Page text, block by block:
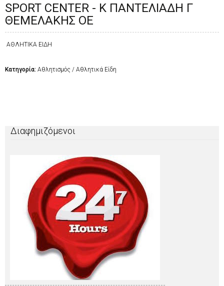
SPORT CENTER - Κ ΠΑΝΤΕΛΙΑΔΗ Γ
ΘΕΜΕΛΑΚΗΣ ΟΕ
ΑΘΛΗΤΙΚΑ ΕΙΔΗ
Κατηγορία: Αθλητισμός / Αθλητικά Είδη
Διαφημιζόμενοι